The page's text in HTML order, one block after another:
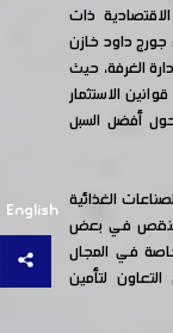
English
ذات
داود خازن
الغرفة، حيث
الاستثمار
أفضل السبل
الغذائية
النقص في بعض
في المجال
لتأمين